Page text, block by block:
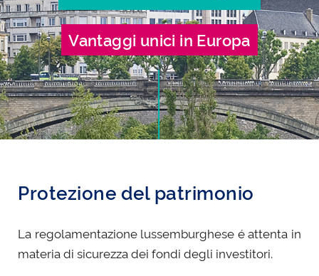
Vantaggi unici in Europa
Protezione del patrimonio
La regolamentazione lussemburghese é attenta in
materia di sicurezza dei fondi degli investitori.